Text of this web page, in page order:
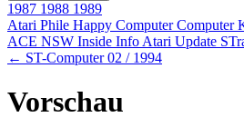
1987 1988 1989
Atari Phile Happy ComputerComputer
ACE NSW Inside Info Atari Update
← ST-Computer 02 / 1994
Vorschau